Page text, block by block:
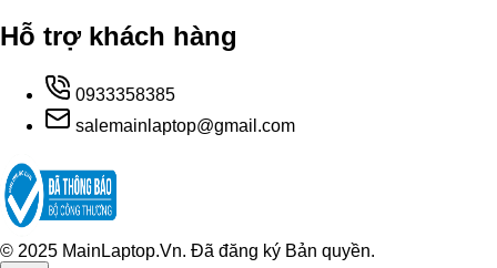
Hỗ trợ khách hàng
0933358385
salemainlaptop@gmail.com
© 2025 MainLaptop.Vn. Đã đăng ký Bản quyền.